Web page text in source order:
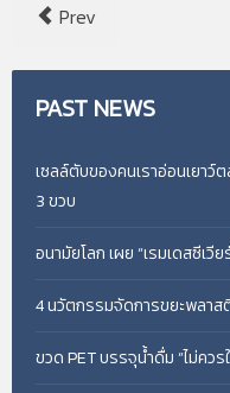
Prev
PAST NEWS
เซลล์ตับของคนเราอ่อนเยาว์
3 ขวบ
อนามัยโลก เผย “เรมเดสซีเวี
4 นวัตกรรมจัดการขยะพลาส
ขวด PET บรรจุน้ำดื่ม “ไม่คว